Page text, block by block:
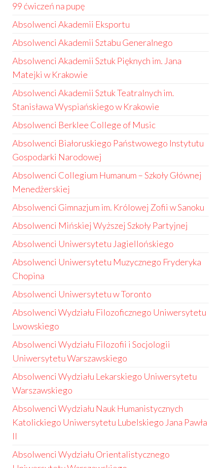
99 ćwiczeń na pupę
Absolwenci Akademii Eksportu
Absolwenci Akademii Sztabu Generalnego
Absolwenci Akademii Sztuk Pięknych im. Jana
Matejki w Krakowie
Absolwenci Akademii Sztuk Teatralnych im.
Stanisława Wyspiańskiego w Krakowie
Absolwenci Berklee College of Music
Absolwenci Białoruskiego Państwowego Instytutu
Gospodarki Narodowej
Absolwenci Collegium Humanum – Szkoły Głównej
Menedżerskiej
Absolwenci Gimnazjum im. Królowej Zofii w Sanoku
Absolwenci Mińskiej Wyższej Szkoły Partyjnej
Absolwenci Uniwersytetu Jagiellońskiego
Absolwenci Uniwersytetu Muzycznego Fryderyka
Chopina
Absolwenci Uniwersytetu w Toronto
Absolwenci Wydziału Filozoficznego Uniwersytetu
Lwowskiego
Absolwenci Wydziału Filozofii i Socjologii
Uniwersytetu Warszawskiego
Absolwenci Wydziału Lekarskiego Uniwersytetu
Warszawskiego
Absolwenci Wydziału Nauk Humanistycznych
Katolickiego Uniwersytetu Lubelskiego Jana Pawła
II
Absolwenci Wydziału Orientalistycznego